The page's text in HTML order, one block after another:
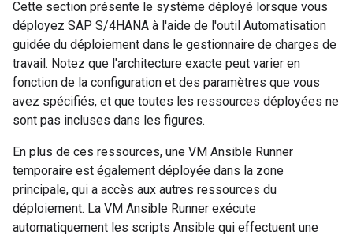
Cette section présente le système déployé lorsque vous
déployez SAP S/4HANA à l'aide de l'outil Automatisation
guidée du déploiement dans le gestionnaire de charges de
travail. Notez que l'architecture exacte peut varier en
fonction de la configuration et des paramètres que vous
avez spécifiés, et que toutes les ressources déployées ne
sont pas incluses dans les figures.
En plus de ces ressources, une VM Ansible Runner
temporaire est également déployée dans la zone
principale, qui a accès aux autres ressources du
déploiement. La VM Ansible Runner exécute
automatiquement les scripts Ansible qui effectuent une